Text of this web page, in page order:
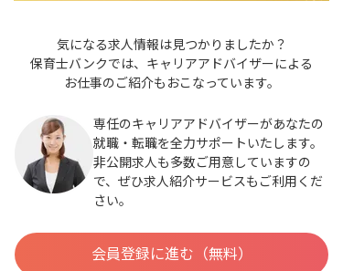
気になる求人情報は見つかりましたか？
保育士バンクでは、キャリアアドバイザーによる
お仕事のご紹介もおこなっています。
専任のキャリアアドバイザーがあなたの
就職・転職を全力サポートいたします。
非公開求人も多数ご用意していますの
で、ぜひ求人紹介サービスもご利用くだ
さい。
会員登録に進む（無料）